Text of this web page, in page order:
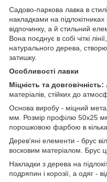
Садово-паркова лавка в
накладками на
відпочинку, а й стильний
Вона поєднує в собі чіткі
натурального дерева,
затишку.
Особливості лавки
Міцність та довговічність:
матеріалів, стійких до
Основа виробу - міцний
мм. Розмір профілю 50х25
порошковою фарбою в кілька
Дерев'яні елементи - брус
восковим матеріалом. Брус
Накладки з дерева на
подряпин і корозії, а одяг -